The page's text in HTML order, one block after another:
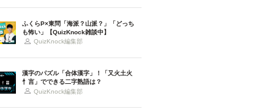
ふくらP×東問「海派？山派？」「どっち
も怖い」【QuizKnock雑談中】
QuizKnock編集部
漢字のパズル「合体漢字」！「又火土火
忄言」でできる二字熟語は？
QuizKnock編集部